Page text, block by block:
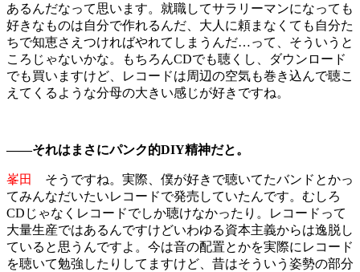
あるんだなって思います。就職してサラリーマンになっても
好きなものは自分で作れるんだ、大人に頼まなくても自分た
ちで知恵さえつければやれてしまうんだ…って、そういうと
ころじゃないかな。もちろんCDでも聴くし、ダウンロード
でも買いますけど、レコードは周辺の空気も巻き込んで聴こ
えてくるような分母の大きい感じが好きですね。
――それはまさにパンク的DIY精神だと。
峯田
そうですね。実際、僕が好きで聴いてたバンドとかっ
てみんなだいたいレコードで発売していたんです。むしろ
CDじゃなくレコードでしか聴けなかったり。レコードって
大量生産ではあるんですけどいわゆる資本主義からは逸脱し
ていると思うんですよ。今は音の配置とかを実際にレコード
を聴いて勉強したりしてますけど、昔はそういう姿勢の部分